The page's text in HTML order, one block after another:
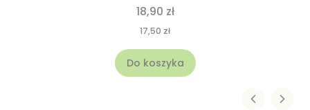
18,90 zł
17,50 zł
Do koszyka